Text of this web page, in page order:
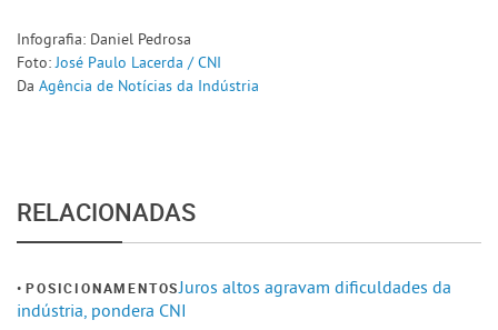
Infografia: Daniel Pedrosa
Foto:José Paulo Lacerda / CNI
Da Agência de Notícias da Indústria
RELACIONADAS
POSICIONAMENTOSJuros altos agravam dificuldades da
indústria, pondera CNI